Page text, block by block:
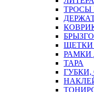
ТРОСЫ
ЩЕТКИ
РАМКИ
ТАРА